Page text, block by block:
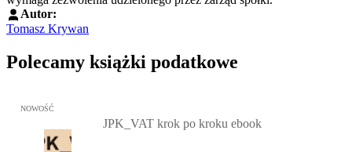
Autor:
Tomasz Krywan
Polecamy książki podatkowe
Przejdź do: JPK_VAT krok po kroku ebook, Patrycja Kubiesa -
NOWOŚĆ
JPK_VAT krok po kroku ebook